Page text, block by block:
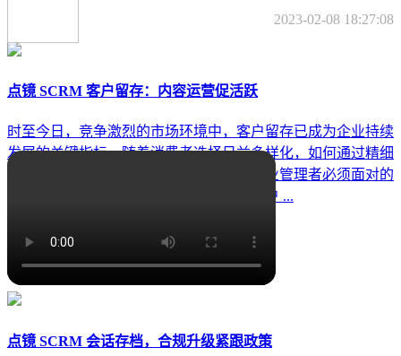
2023-02-08 18:27:08
点镜 SCRM 客户留存：内容运营促活跃
时至今日，竞争激烈的市场环境中，客户留存已成为企业持续
发展的关键指标。随着消费者选择日益多样化，如何通过精细
化运营提升客户活跃度与忠诚度，成为企业管理者必须面对的
核心命题。而内容运营作为连接品牌与客户 ...
12日25月
点镜 SCRM 会话存档，合规升级紧跟政策